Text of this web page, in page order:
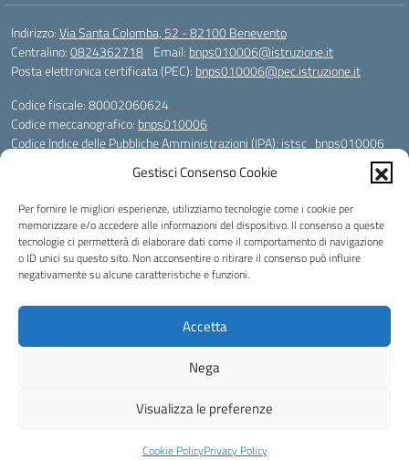
Gestisci Consenso Cookie
Per fornire le migliori esperienze, utilizziamo tecnologie come i cookie per
memorizzare e/o accedere alle informazioni del dispositivo. Il consenso a queste
tecnologie ci permetterà di elaborare dati come il comportamento di navigazione
o ID unici su questo sito. Non acconsentire o ritirare il consenso può influire
negativamente su alcune caratteristiche e funzioni.
Accetta
Nega
Visualizza le preferenze
Cookie PolicyPrivacy Policy
Indirizzo:Via Santa Colomba, 52 - 82100 Benevento
Centralino:0824362718 Email: bnps010006@istruzione.it
Posta elettronica certificata (PEC): bnps010006@pec.istruzione.it
Codice fiscale: 80002060624
Codice meccanografico: bnps010006
Codice Indice delle Pubbliche Amministrazioni (IPA): istsc_bnps010006
Codice Univoco per le fatture elettroniche: UFHWS5
Liceo Scientifico "Gaetano Rummo"
Conto Corrente Bancario (C.C.B.):
IT17 H 03069 15003 100000046036
Conto Tesoreria
CODICE TESORERIA: TU-421-0310110
IBAN: IT 84 E 01000 04306 TU0000017891
Idea e progetto di Designers Italia